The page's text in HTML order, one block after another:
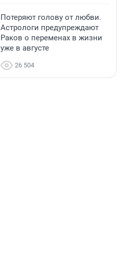
Потеряют голову от любви.
Астрологи предупреждают
Раков о переменах в жизни
уже в августе
26 504